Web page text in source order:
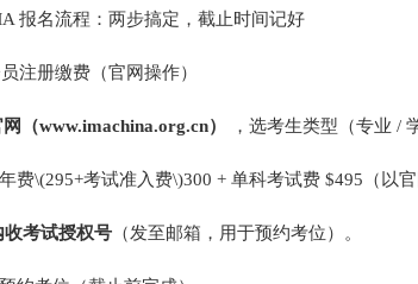
报名流程：两步搞定，截止时间记好
注册缴费（官网操作）
（www.imachina.org.cn） ，选考生类型（专业 /
费\(295+考试准入费\)300 + 单科考试费 $495（以
收考试授权号（发至邮箱，用于预约考位）。